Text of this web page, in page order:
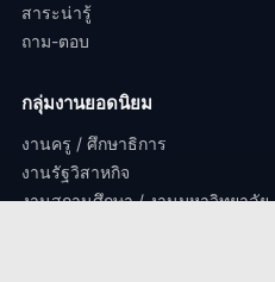
สาระน่ารู้
ถาม-ตอบ
กลุ่มงานยอดนิยม
งานครู / ศึกษาธิการ
งานรัฐวิสาหกิจ
งานสถานศึกษา / งานมหาวิทยาลัย.